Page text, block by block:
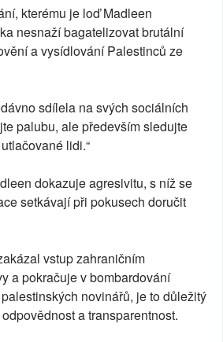
kterému je loď Madleen
nesnaží bagatelizovat brutální
a vysídlování Palestinců ze
sdílela na svých sociálních
palubu, ale především sledujte
lidi.“
dokazuje agresivitu, s níž se
setkávají při pokusech doručit
vstup zahraničním
a pokračuje v bombardování
novinářů, je to důležitý
a transparentnost.